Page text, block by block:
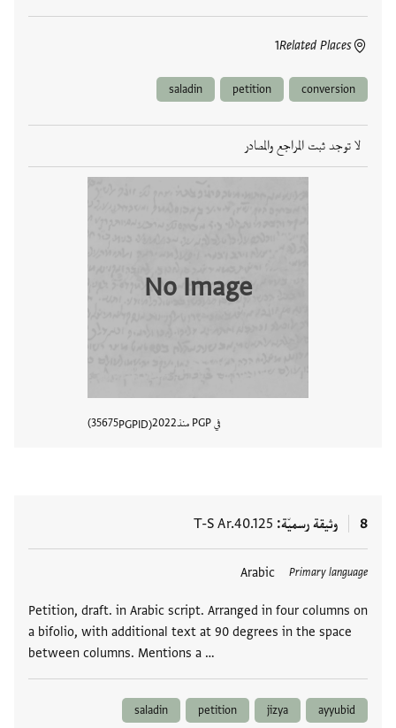
Related Places
1
conversion
petition
saladin
لا توجد ثبت المراجع والمصادر
No Image
في PGP منذ 2022
PGPID
35675
8 وثيقة رسميّة T-S Ar.40.125
Primary language
Arabic
Petition, draft. in Arabic script. Arranged in four columns on
a bifolio, with additional text at 90 degrees in the space
between columns. Mentions a …
العلامات
ayyubid
jizya
petition
saladin